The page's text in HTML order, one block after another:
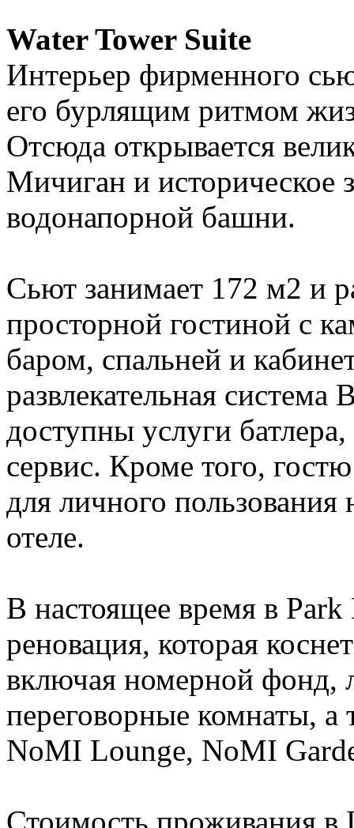
Water Tower Suite
Интерьер фирменного
его бурлящим ритмом
Отсюда открывается
Мичиган и историческое
водонапорной башни.
Сьют занимает 172 м2 и
просторной гостиной с
баром, спальней и
развлекательная
доступны услуги
сервис. Кроме того,
для личного
отеле.
В настоящее время в
реновация, которая
включая номерной фонд,
переговорные комнаты,
NoMI Lounge, NoMI
Стоимость проживания в